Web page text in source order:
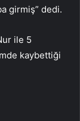
girmiş” dedi.
ile 5
kaybettiği